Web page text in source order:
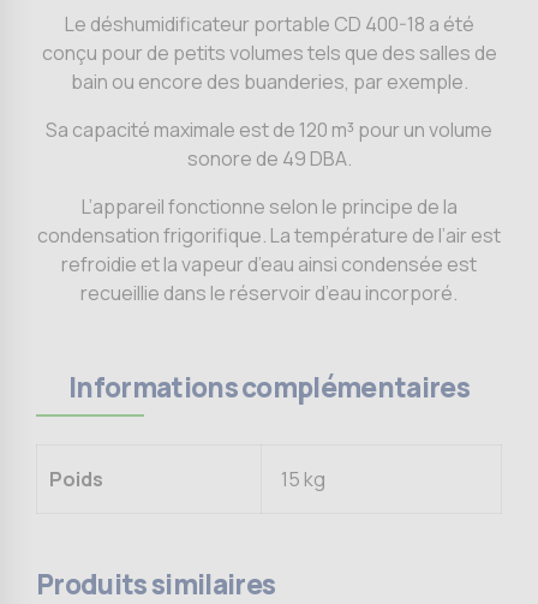
Le déshumidificateur portable CD 400-18 a été
conçu pour de petits volumes tels que des salles de
bain ou encore des buanderies, par exemple.
Sa capacité maximale est de 120 m³ pour un volume
sonore de 49 DBA.
L’appareil fonctionne selon le principe de la
condensation frigorifique. La température de l’air est
refroidie et la vapeur d’eau ainsi condensée est
recueillie dans le réservoir d’eau incorporé.
Informations complémentaires
Poids 15 kg
Produits similaires